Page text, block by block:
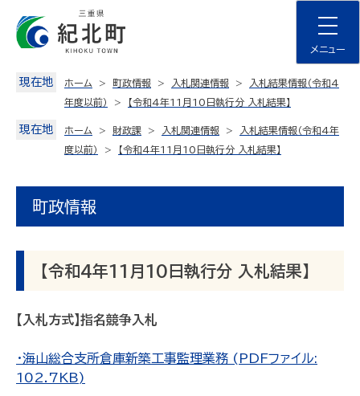
content
メニュー
現在地 ホーム 町政情報 入札関連情報
入札結果情報（令和4
年度以前）
【令和4年11月10日執行分 入札結果】
現在地 ホーム 財政課 入札関連情報
入札結果情報（令和4年
度以前）
【令和4年11月10日執行分 入札結果】
町政情報
【令和4年11月10日執行分 入札結果】
【入札方式】指名競争入札
・海山総合支所倉庫新築工事監理業務 (PDFファイル:
102.7KB)